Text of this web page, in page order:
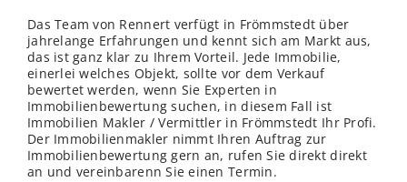
Das Team von Rennert verfügt in Frömmstedt über
jahrelange Erfahrungen und kennt sich am Markt aus,
das ist ganz klar zu Ihrem Vorteil. Jede Immobilie,
einerlei welches Objekt, sollte vor dem Verkauf
bewertet werden, wenn Sie Experten in
Immobilienbewertung suchen, in diesem Fall ist
Immobilien Makler / Vermittler in Frömmstedt Ihr Profi.
Der Immobilienmakler nimmt Ihren Auftrag zur
Immobilienbewertung gern an, rufen Sie direkt direkt
an und vereinbarenn Sie einen Termin.